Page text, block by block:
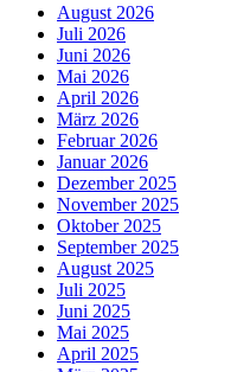
August 2026
Juli 2026
Juni 2026
Mai 2026
April 2026
März 2026
Februar 2026
Januar 2026
Dezember 2025
November 2025
Oktober 2025
September 2025
August 2025
Juli 2025
Juni 2025
Mai 2025
April 2025